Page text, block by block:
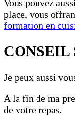
Vous pouvez
place, vous
formation en
CONSEIL
Je peux aussi
A la fin de ma
de votre repas.